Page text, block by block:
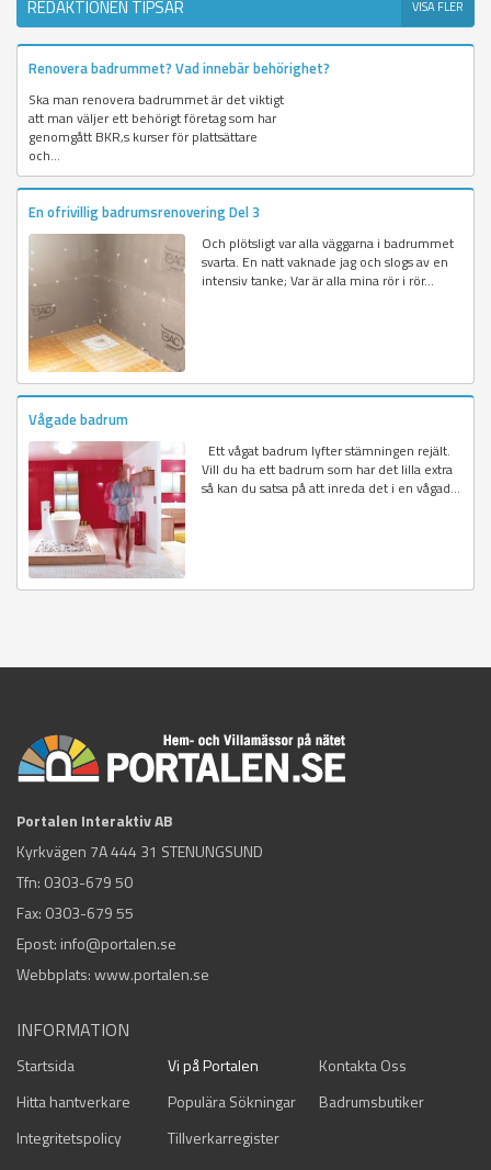
REDAKTIONEN TIPSAR VISA FLER
Renovera badrummet? Vad innebär behörighet?
Ska man renovera badrummet är det viktigt
att man väljer ett behörigt företag som har
genomgått BKR,s kurser för plattsättare
och...
En ofrivillig badrumsrenovering Del 3
Och plötsligt var alla väggarna i badrummet
svarta. En natt vaknade jag och slogs av en
intensiv tanke; Var är alla mina rör i rör...
Vågade badrum
Ett vågat badrum lyfter stämningen rejält.
Vill du ha ett badrum som har det lilla extra
så kan du satsa på att inreda det i en vågad...
Portalen Interaktiv AB
Kyrkvägen 7A 444 31 STENUNGSUND
Tfn: 0303-679 50
Fax: 0303-679 55
Epost: info@portalen.se
Webbplats: www.portalen.se
INFORMATION
Startsida Vi på Portalen
Kontakta Oss
Hitta hantverkare
Populära Sökningar
Badrumsbutiker
Integritetspolicy
Tillverkarregister